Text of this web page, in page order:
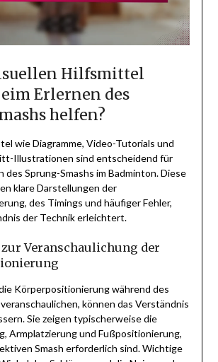
Hilfsmittel
Erlernen des
helfen?
wie Diagramme, Video-Tutorials und
Illustrationen sind entscheidend für
des Sprung-Smashs im Badminton. Diese
klare Darstellungen der
des Timings und häufiger Fehler,
der Technik erleichtert.
Veranschaulichung der
Körperpositionierung während des
können das Verständnis
Sie zeigen typischerweise die
Armplatzierung und Fußpositionierung,
Smash erforderlich sind. Wichtige